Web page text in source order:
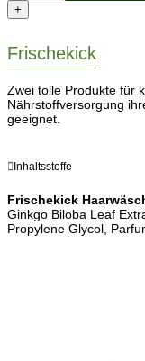
+
Frischekick
Zwei tolle Produkte für
Nährstoffversorgung
geeignet.
Inhaltsstoffe
Frischekick
Ginkgo Biloba Leaf
Propylene Glycol,